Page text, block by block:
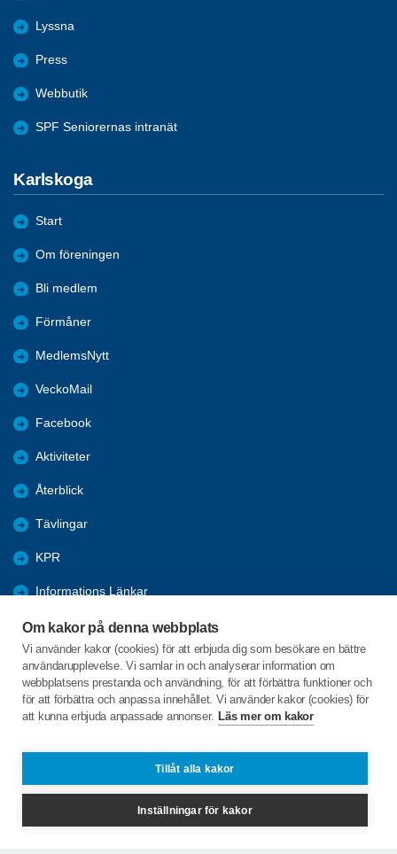
Om kakor på denna webbplats
Vi använder kakor (cookies) för att erbjuda dig som besökare en bättre
användarupplevelse. Vi samlar in och analyserar information om
webbplatsens prestanda och användning, för att förbättra funktioner och
för att förbättra och anpassa innehållet. Vi använder kakor (cookies) för
att kunna erbjuda anpassade annonser. Läs mer om kakor
Tillåt alla kakor
Inställningar för kakor
Lyssna
Press
Webbutik
SPF Seniorernas intranät
Karlskoga
Start
Om föreningen
Bli medlem
Förmåner
MedlemsNytt
VeckoMail
Facebook
Aktiviteter
Återblick
Tävlingar
KPR
Informations Länkar
Trafik & Säkerhet
Seniorbladet
Senioren (vår tidning)
karlskoga@spfseniorerna.se